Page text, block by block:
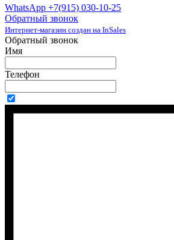
WhatsApp +7(915) 030-10-25
Обратный звонок
Интернет-магазин создан на InSales
Обратный звонок
Имя
Телефон